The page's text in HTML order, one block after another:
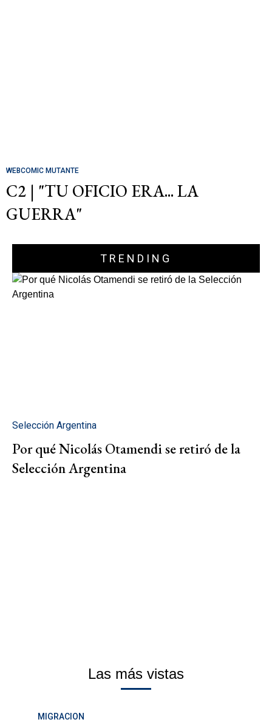
WEBCOMIC MUTANTE
C2 | "TU OFICIO ERA... LA
GUERRA"
TRENDING
Selección Argentina
Por qué Nicolás Otamendi se retiró de la
Selección Argentina
Las más vistas
MIGRACION